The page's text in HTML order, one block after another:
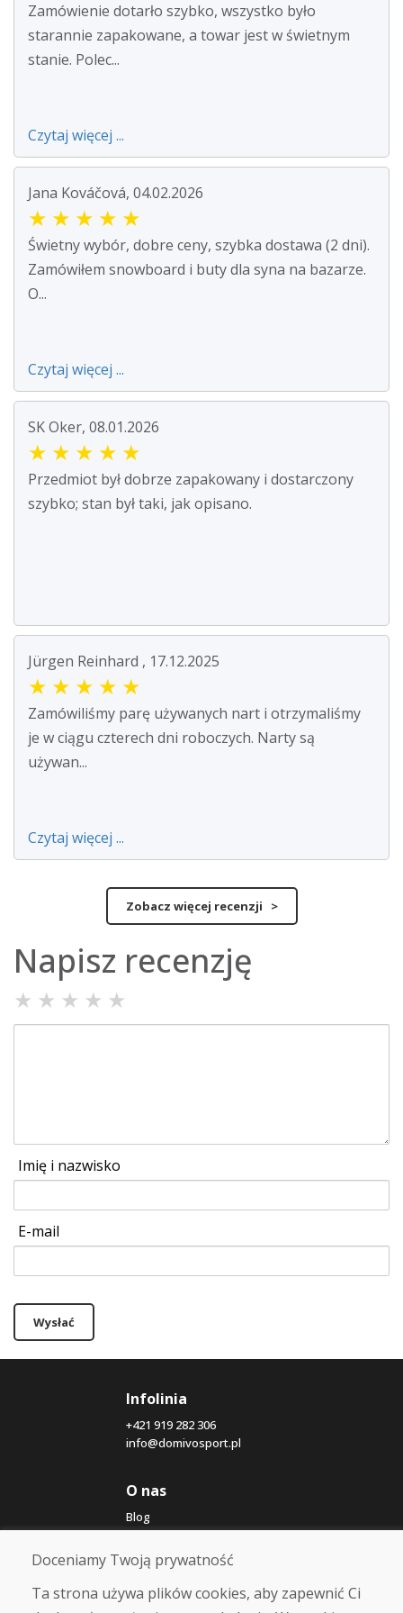
Zamówienie dotarło szybko, wszystko było
starannie zapakowane, a towar jest w świetnym
stanie. Polec...
Czytaj więcej ...
Jana Kováčová, 04.02.2026
★ ★ ★ ★ ★
Świetny wybór, dobre ceny, szybka dostawa (2 dni).
Zamówiłem snowboard i buty dla syna na bazarze.
O...
Czytaj więcej ...
SK Oker, 08.01.2026
★ ★ ★ ★ ★
Przedmiot był dobrze zapakowany i dostarczony
szybko; stan był taki, jak opisano.
Jürgen Reinhard , 17.12.2025
★ ★ ★ ★ ★
Zamówiliśmy parę używanych nart i otrzymaliśmy
je w ciągu czterech dni roboczych. Narty są
używan...
Czytaj więcej ...
Zobacz więcej recenzji >
Napisz recenzję
★ ★ ★ ★ ★
Imię i nazwisko
E-mail
Wysłać
Infolinia
+421 919 282 306
info@domivosport.pl
O nas
Blog
O nas
Sklep
Kontakt
Doceniamy Twoją prywatność
Ta strona używa plików cookies, aby zapewnić Ci